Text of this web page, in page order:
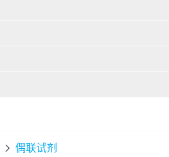
 偶联试剂